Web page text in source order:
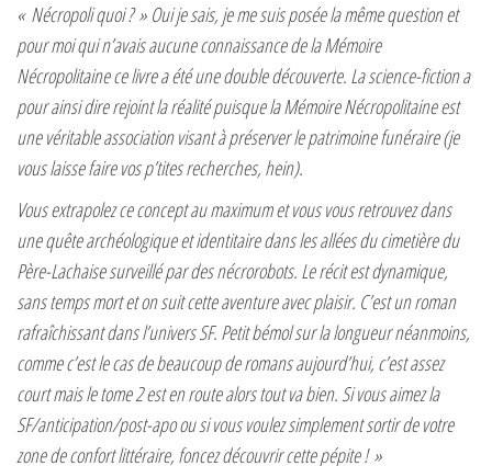
« Nécropoli quoi ? » Oui je sais, je me suis posée la même question et
pour moi qui n’avais aucune connaissance de la Mémoire
Nécropolitaine ce livre a été une double découverte. La science-fiction a
pour ainsi dire rejoint la réalité puisque la Mémoire Nécropolitaine est
une véritable association visant à préserver le patrimoine funéraire (je
vous laisse faire vos p’tites recherches, hein).
Vous extrapolez ce concept au maximum et vous vous retrouvez dans
une quête archéologique et identitaire dans les allées du cimetière du
Père-Lachaise surveillé par des nécrorobots. Le récit est dynamique,
sans temps mort et on suit cette aventure avec plaisir. C’est un roman
rafraîchissant dans l’univers SF. Petit bémol sur la longueur néanmoins,
comme c’est le cas de beaucoup de romans aujourd’hui, c’est assez
court mais le tome 2 est en route alors tout va bien. Si vous aimez la
SF/anticipation/post-apo ou si vous voulez simplement sortir de votre
zone de confort littéraire, foncez découvrir cette pépite ! »